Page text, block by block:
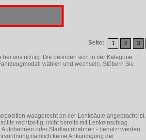
3
2
1
Seite:
uns richtig. Die befinden sich in der Kategorie
wählen und wechseln. Stöbern Sie
waagerecht an der Lenksäule angebracht ist.
rechtzeitig, nicht bereits mit Lenkeinschlag
oder Stadtautobahnen - benutzt werden.
nämlich keine Ankündigung der